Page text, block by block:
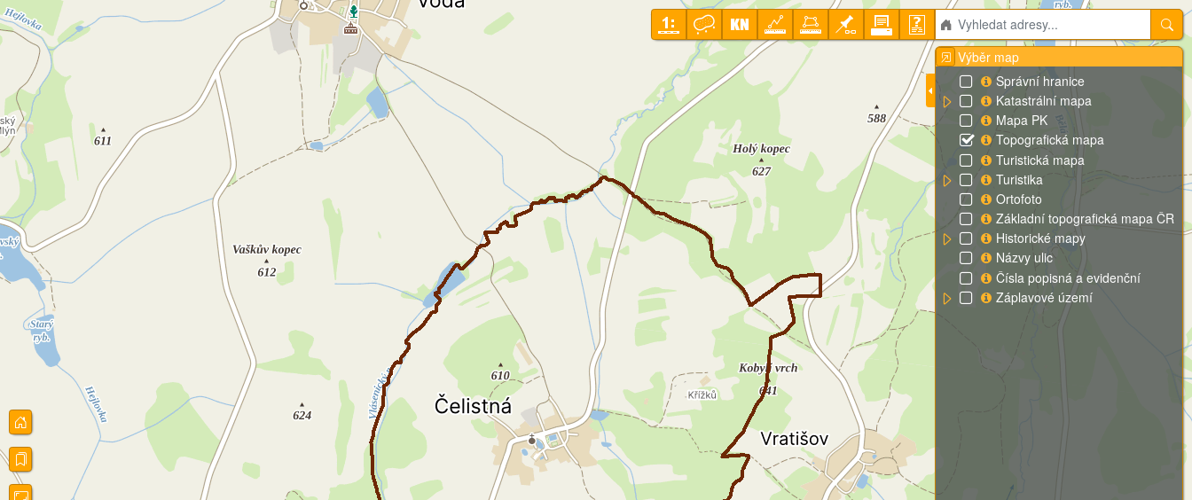
Výběr map
Správní hranice
Katastrální mapa
Mapa PK
Topografická mapa
Turistická mapa
Turistika
Ortofoto
Základní topografická mapa ČR
Historické mapy
Názvy ulic
Čísla popisná a evidenční
Záplavové území